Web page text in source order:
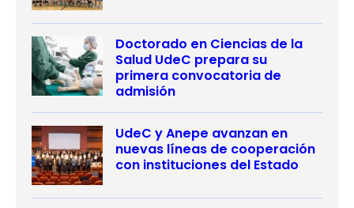
Doctorado en Ciencias de la
Salud UdeC prepara su
primera convocatoria de
admisión
UdeC y Anepe avanzan en
nuevas líneas de cooperación
con instituciones del Estado